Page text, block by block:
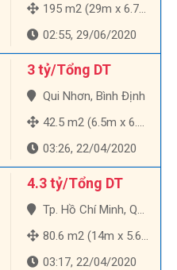
195 m2 (29m x 6.7m)
02:55, 29/06/2020
3 tỷ/Tổng DT
Qui Nhơn, Bình Định
42.5 m2 (6.5m x 6.6m)
03:26, 22/04/2020
4.3 tỷ/Tổng DT
Tp. Hồ Chí Minh, Quận 9
80.6 m2 (14m x 5.6m)
03:17, 22/04/2020